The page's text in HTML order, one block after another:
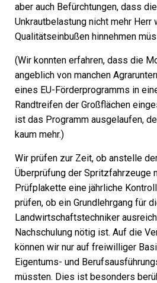
aber auch Befürchtungen, dass
Unkrautbelastung nicht mehr Herr
Qualitätseinbußen hinnehmen
(Wir konnten erfahren, dass die
angeblich von manchen
eines EU-Förderprogramms in
Randtreifen der Großflächen
ist das Programm ausgelaufen,
kaum mehr.)
Wir prüfen zur Zeit, ob anstelle
Überprüfung der Spritzfahrzeuge
Prüfplakette eine jährliche
prüfen, ob ein Grundlehrgang für
Landwirtschaftstechniker
Nachschulung nötig ist. Auf die
können wir nur auf freiwilliger
Eigentums- und
müssten. Dies ist besonders